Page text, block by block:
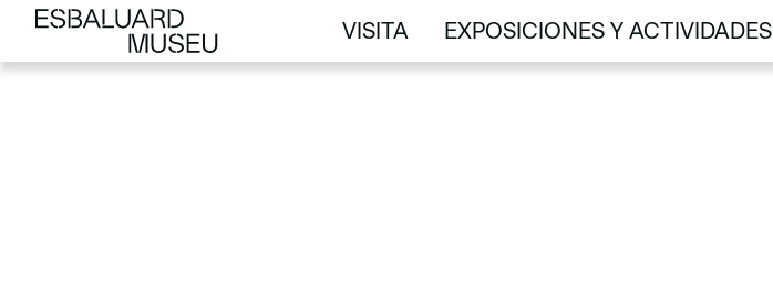
VISITA
VISITA
EXPOSICIONES Y ACTIVIDADES
EXPOSICIONES Y ACTIVIDADES